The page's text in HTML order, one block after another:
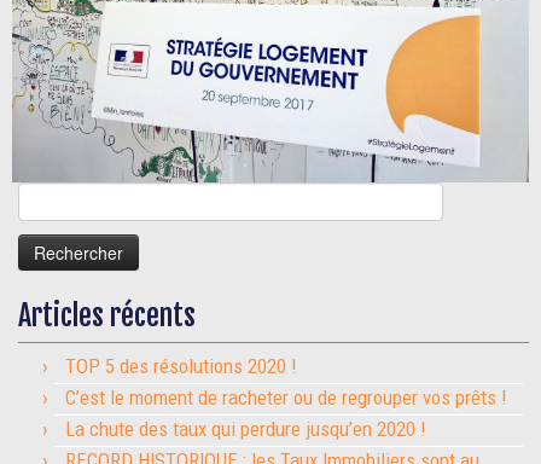
Articles récents
TOP 5 des résolutions 2020 !
C’est le moment de racheter ou de regrouper vos prêts !
La chute des taux qui perdure jusqu’en 2020 !